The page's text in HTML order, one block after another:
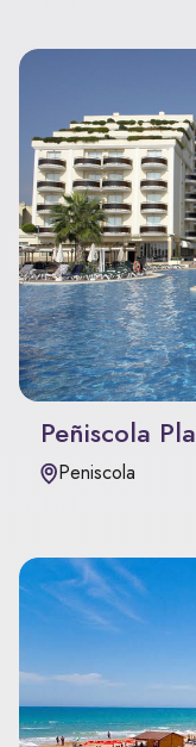
Peñiscola
Peniscola